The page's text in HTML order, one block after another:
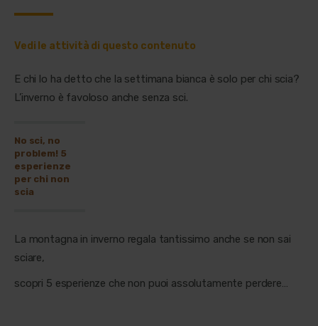
Vedi le attività di questo contenuto
E chi lo ha detto che la settimana bianca è solo per chi scia?
L’inverno è favoloso anche senza sci.
No sci, no
problem! 5
esperienze
per chi non
scia
La montagna in inverno regala tantissimo anche se non sai
sciare,
scopri 5 esperienze che non puoi assolutamente perdere…